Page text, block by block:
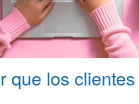
que los